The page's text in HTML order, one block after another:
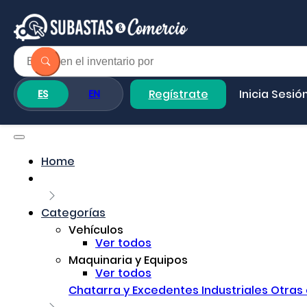
ES EN Regístrate Inicia
Home
Categorías
Vehículos
Ver todos
Maquinaria y Equipos
Ver todos
Chatarra y Excedentes Industriales Otras